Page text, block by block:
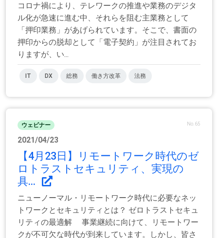
コロナ禍により、テレワークの推進や業務のデジタ
ル化が急速に進む中、それらを阻む主業務として
「押印業務」があげられています。そこで、書面の
押印からの脱却として「電子契約」が注目されてお
りますが、い...
IT DX 総務 働き方改革 法務
ウェビナー No.65
2021/04/23
【4月23日】リモートワーク時代のゼ
ロトラストセキュリティ、実現の
具...
ニューノーマル・リモートワーク時代に必要なネッ
トワークとセキュリティとは？ ゼロトラストセキュ
リティの最適解 事業継続に向けて、リモートワー
クが不可欠な時代が到来しています。しかし、皆さ